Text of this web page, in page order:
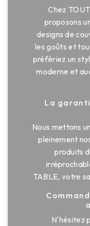
Chez
proposons
designs de
les goûts et
préfériez un
moderne et
La
Nous mettons
pleinement
produits
TABLE, votre
N'hésitez